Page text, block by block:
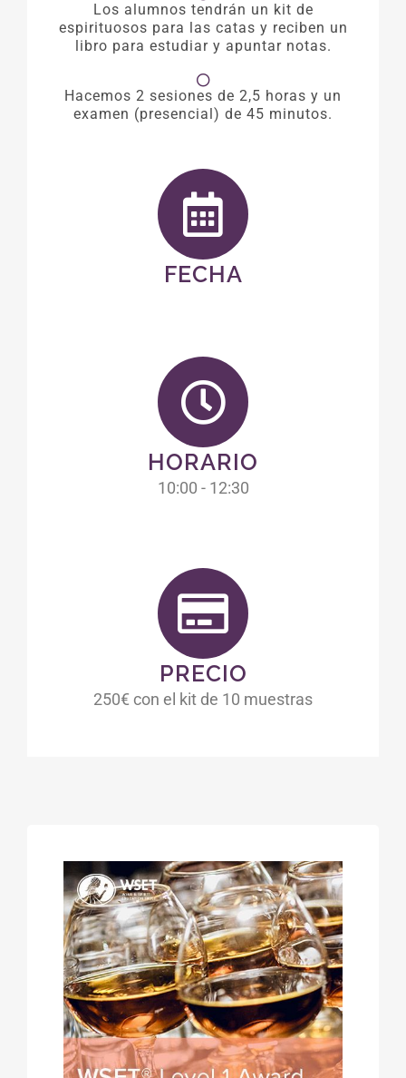
Los alumnos tendrán un kit de
espirituosos para las catas y reciben un
libro para estudiar y apuntar notas.
Hacemos 2 sesiones de 2,5 horas y un
examen (presencial) de 45 minutos.
FECHA
HORARIO
10:00 - 12:30
PRECIO
250€ con el kit de 10 muestras